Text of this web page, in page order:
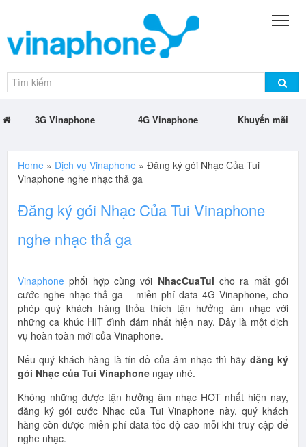
3G Vinaphone 4G Vinaphone Khuyến mãi
Home » Dịch vụ Vinaphone » Đăng ký gói Nhạc Của Tui
Vinaphone nghe nhạc thả ga
Đăng ký gói Nhạc Của Tui Vinaphone
nghe nhạc thả ga
Vinaphone phối hợp cùng với NhacCuaTui cho ra mắt gói
cước nghe nhạc thả ga – miễn phí data 4G Vinaphone, cho
phép quý khách hàng thỏa thích tận hưởng âm nhạc với
những ca khúc HIT đình đám nhất hiện nay. Đây là một dịch
vụ hoàn toàn mới của Vinaphone.
Nếu quý khách hàng là tín đồ của âm nhạc thì hãy đăng ký
gói Nhạc của Tui Vinaphone ngay nhé.
Không những được tận hưởng âm nhạc HOT nhất hiện nay,
đăng ký gói cước Nhạc của Tui Vinaphone này, quý khách
hàng còn được miễn phí data tốc độ cao mỗi khi truy cập để
nghe nhạc.